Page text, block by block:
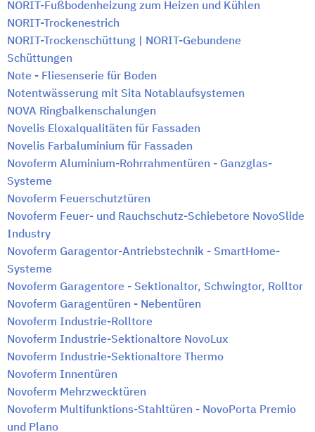
NORIT-Fußbodenheizung zum Heizen und Kühlen
NORIT-Trockenestrich
NORIT-Trockenschüttung | NORIT-Gebundene
Schüttungen
Note - Fliesenserie für Boden
Notentwässerung mit Sita Notablaufsystemen
NOVA Ringbalkenschalungen
Novelis Eloxalqualitäten für Fassaden
Novelis Farbaluminium für Fassaden
Novoferm Aluminium-Rohrrahmentüren - Ganzglas-
Systeme
Novoferm Feuerschutztüren
Novoferm Feuer- und Rauchschutz-Schiebetore NovoSlide
Industry
Novoferm Garagentor-Antriebstechnik - SmartHome-
Systeme
Novoferm Garagentore - Sektionaltor, Schwingtor, Rolltor
Novoferm Garagentüren - Nebentüren
Novoferm Industrie-Rolltore
Novoferm Industrie-Sektionaltore NovoLux
Novoferm Industrie-Sektionaltore Thermo
Novoferm Innentüren
Novoferm Mehrzwecktüren
Novoferm Multifunktions-Stahltüren - NovoPorta Premio
und Plano